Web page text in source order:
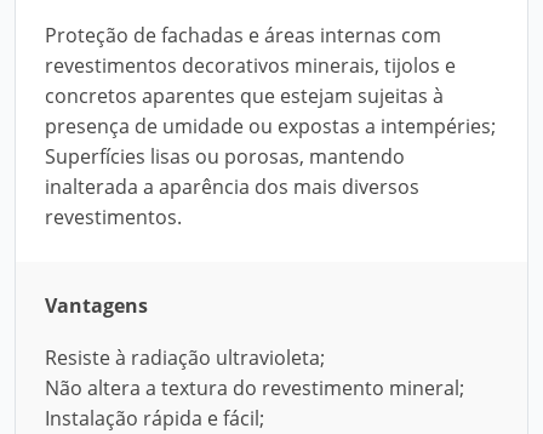
Proteção de fachadas e áreas internas com
revestimentos decorativos minerais, tijolos e
concretos aparentes que estejam sujeitas à
presença de umidade ou expostas a intempéries;
Superfícies lisas ou porosas, mantendo
inalterada a aparência dos mais diversos
revestimentos.
Vantagens
Resiste à radiação ultravioleta;
Não altera a textura do revestimento mineral;
Instalação rápida e fácil;